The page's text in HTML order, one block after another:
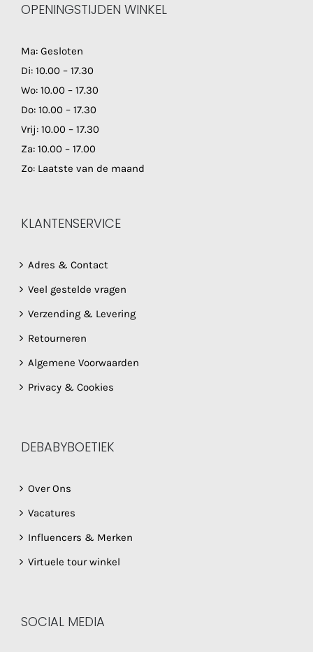
OPENINGSTIJDEN WINKEL
Ma: Gesloten
Di: 10.00 – 17.30
Wo: 10.00 – 17.30
Do: 10.00 – 17.30
Vrij: 10.00 – 17.30
Za: 10.00 – 17.00
Zo: Laatste van de maand
KLANTENSERVICE
Adres & Contact
Veel gestelde vragen
Verzending & Levering
Retourneren
Algemene Voorwaarden
Privacy & Cookies
DEBABYBOETIEK
Over Ons
Vacatures
Influencers & Merken
Virtuele tour winkel
SOCIAL MEDIA